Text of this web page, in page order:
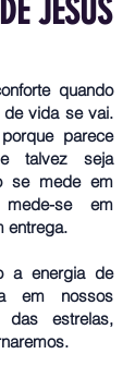
JESUS
quando
vida se vai.
parece
e talvez seja
se mede em
se em
entrega.
a energia de
em nossos
das estrelas,